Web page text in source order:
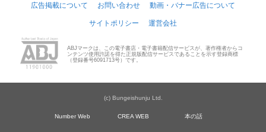
広告掲載について お問い合わせ 動画・バナー広告について
サイトポリシー 運営会社
ABJマークは、この電子書店・電子書籍配信サービスが、著作権者からコ
ンテンツ使用許諾を得た正規版配信サービスであることを示す登録商標
（登録番号6091713号）です。
(c) Bungeishunju Ltd.
Number Web CREA WEB 本の話